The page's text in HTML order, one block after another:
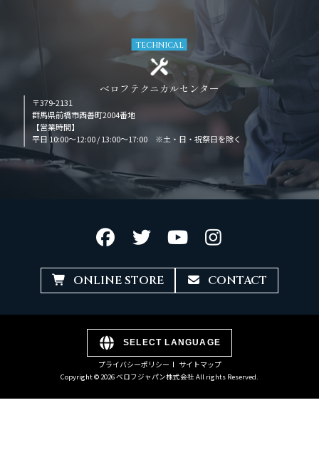
TECHNICAL
ベロフテクニカルセンター
〒379-2131
群馬県前橋市西善町2004番地
【営業時間】
平日 10:00～12:00 / 13:00～17:00 ※土・日・祝祭日を除く
ONLINE STORE CONTACT
SELECT LANGUAGE
プライバシーポリシー サイトマップ
Copyright © 2026 ベロフジャパン株式会社 All rights Reserved.